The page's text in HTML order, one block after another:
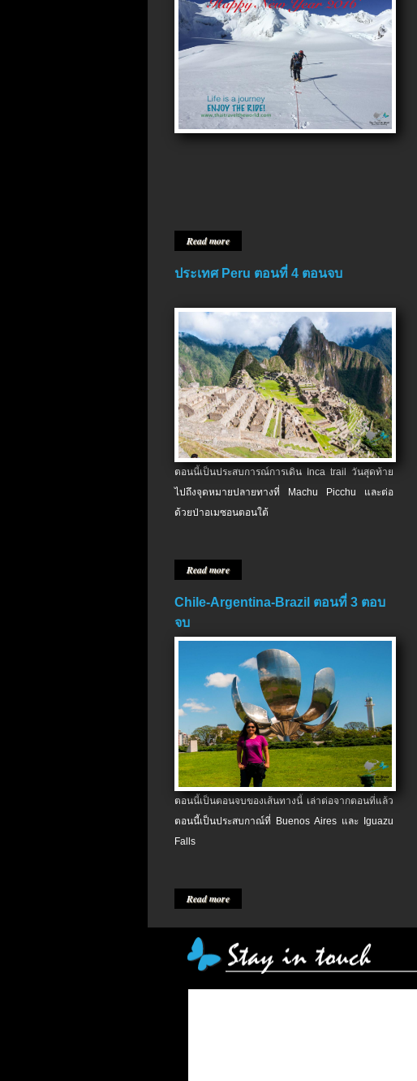
Read more
ประเทศ Peru ตอนที่ 4 ตอนจบ
ตอนนี้เป็นประสบการณ์การเดิน Inca trail วันสุดท้าย
ไปถึงจุดหมายปลายทางที่ Machu Picchu และต่อ
ด้วยป่าอเมซอนตอนใต้
Read more
Chile-Argentina-Brazil ตอนที่ 3 ตอบ
จบ
ตอนนี้เป็นตอนจบของเส้นทางนี้ เล่าต่อจากตอนที่แล้ว
ตอนนี้เป็นประสบกาณ์ที่ Buenos Aires และ Iguazu
Falls
Read more